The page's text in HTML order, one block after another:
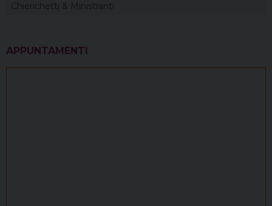
Chierichetti & Ministranti
APPUNTAMENTI